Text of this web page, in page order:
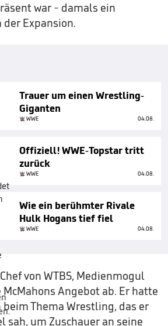
war - damals ein
Expansion.
Trauer um einen Wrestling-
Giganten
WWE 04.08.
Offiziell! WWE-Topstar tritt
zurück
WWE 04.08.
Wie ein berühmter Rivale
Hulk Hogans tief fiel
WWE 04.08.
von WTBS, Medienmogul
Angebot ab. Er hatte
Thema Wrestling, das er
sah, um Zuschauer an seine